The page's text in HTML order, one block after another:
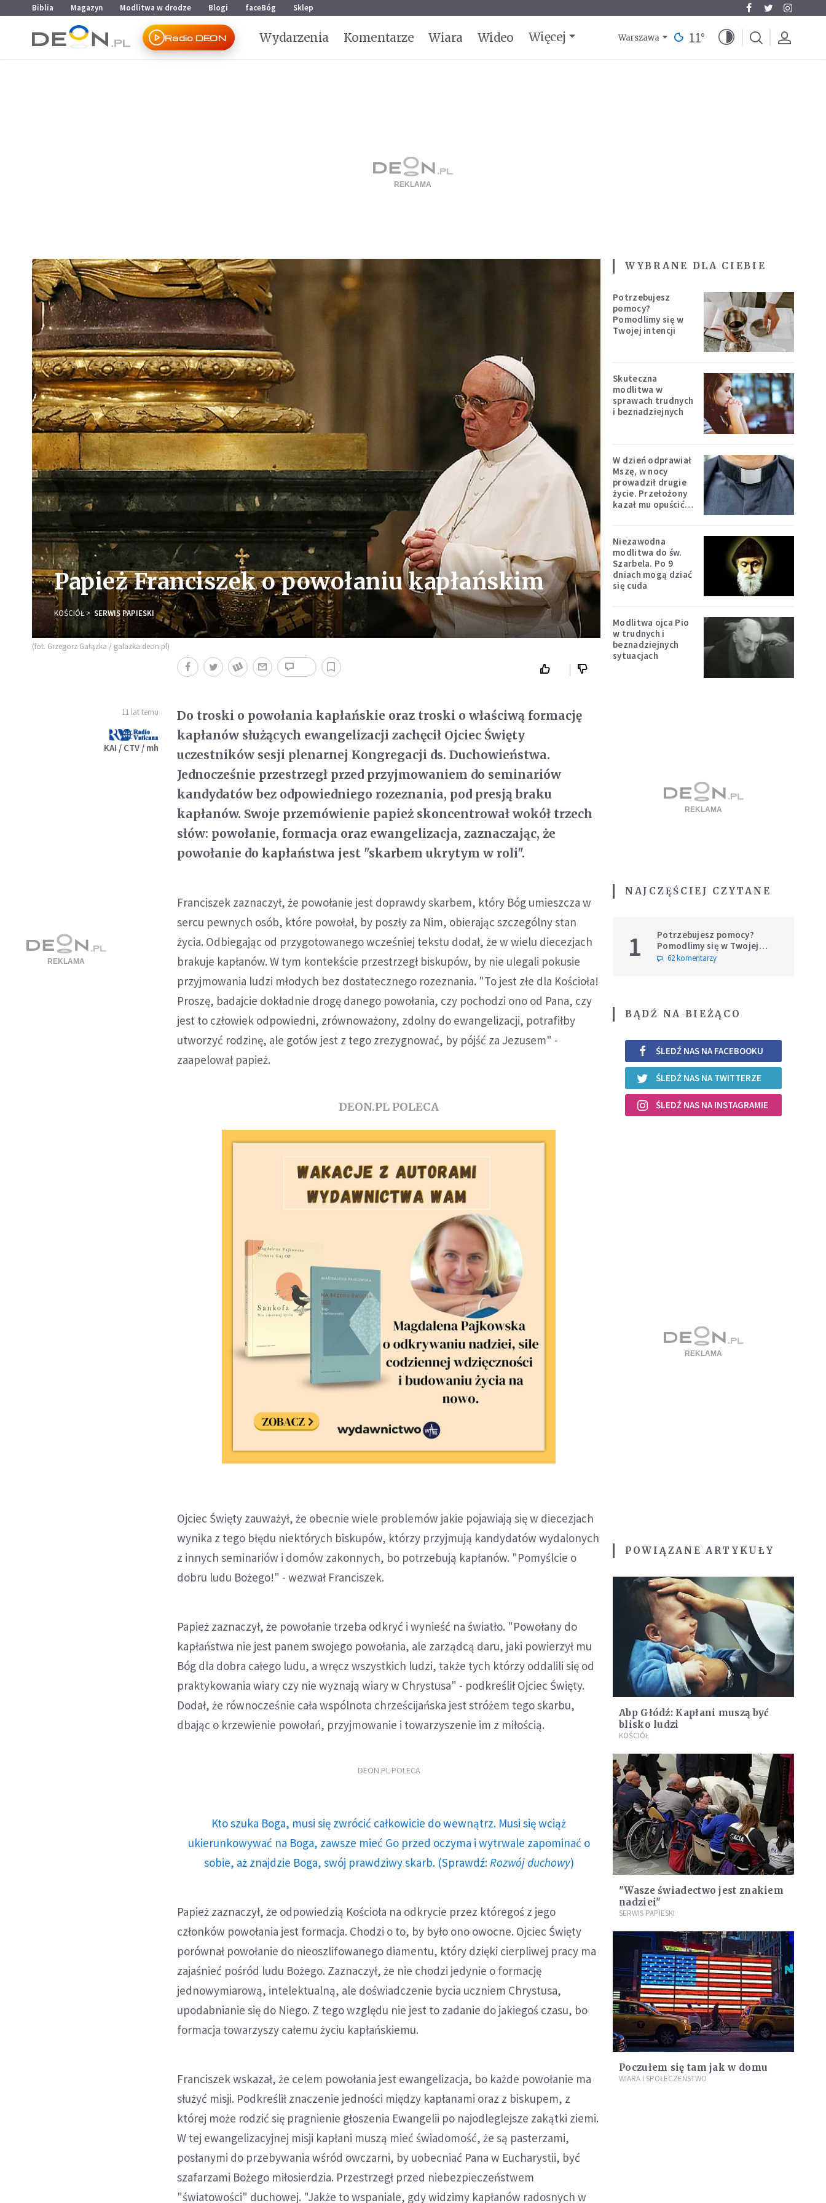
Przejdź do menu głównego
Przejdź do treści
Biblia Magazyn Modlitwa w drodze Blogi faceBóg Sklep
Radio DEON Wydarzenia Komentarze Wiara Wideo Więcej Warszawa 11°
Papież Franciszek o powołaniu kapłańskim
KOŚCIÓŁ SERWIS PAPIESKI
(fot. Grzegorz Gałązka / galazka.deon.pl)
11 lat temu
KAI / CTV / mh
Do troski o powołania kapłańskie oraz troski o właściwą formację
kapłanów służących ewangelizacji zachęcił Ojciec Święty
uczestników sesji plenarnej Kongregacji ds. Duchowieństwa.
Jednocześnie przestrzegł przed przyjmowaniem do seminariów
kandydatów bez odpowiedniego rozeznania, pod presją braku
kapłanów. Swoje przemówienie papież skoncentrował wokół trzech
słów: powołanie, formacja oraz ewangelizacja, zaznaczając, że
powołanie do kapłaństwa jest "skarbem ukrytym w roli".
Franciszek zaznaczył, że powołanie jest doprawdy skarbem, który Bóg umieszcza w
sercu pewnych osób, które powołał, by poszły za Nim, obierając szczególny stan
życia. Odbiegając od przygotowanego wcześniej tekstu dodał, że w wielu diecezjach
brakuje kapłanów. W tym kontekście przestrzegł biskupów, by nie ulegali pokusie
przyjmowania ludzi młodych bez dostatecznego rozeznania. "To jest złe dla Kościoła!
Proszę, badajcie dokładnie drogę danego powołania, czy pochodzi ono od Pana, czy
jest to człowiek odpowiedni, zrównoważony, zdolny do ewangelizacji, potrafiłby
utworzyć rodzinę, ale gotów jest z tego zrezygnować, by pójść za Jezusem" -
zaapelował papież.
DEON.PL POLECA
Ojciec Święty zauważył, że obecnie wiele problemów jakie pojawiają się w diecezjach
wynika z tego błędu niektórych biskupów, którzy przyjmują kandydatów wydalonych
z innych seminariów i domów zakonnych, bo potrzebują kapłanów. "Pomyślcie o
dobru ludu Bożego!" - wezwał Franciszek.
Papież zaznaczył, że powołanie trzeba odkryć i wynieść na światło. "Powołany do
kapłaństwa nie jest panem swojego powołania, ale zarządcą daru, jaki powierzył mu
Bóg dla dobra całego ludu, a wręcz wszystkich ludzi, także tych którzy oddalili się od
praktykowania wiary czy nie wyznają wiary w Chrystusa" - podkreślił Ojciec Święty.
Dodał, że równocześnie cała wspólnota chrześcijańska jest stróżem tego skarbu,
dbając o krzewienie powołań, przyjmowanie i towarzyszenie im z miłością.
DEON.PL POLECA
Kto szuka Boga, musi się zwrócić całkowicie do wewnątrz. Musi się wciąż
ukierunkowywać na Boga, zawsze mieć Go przed oczyma i wytrwale zapominać o
sobie, aż znajdzie Boga, swój prawdziwy skarb. (Sprawdź: Rozwój duchowy)
Papież zaznaczył, że odpowiedzią Kościoła na odkrycie przez któregoś z jego
członków powołania jest formacja. Chodzi o to, by było ono owocne. Ojciec Święty
porównał powołanie do nieoszlifowanego diamentu, który dzięki cierpliwej pracy ma
zajaśnieć pośród ludu Bożego. Zaznaczył, że nie chodzi jedynie o formację
jednowymiarową, intelektualną, ale doświadczenie bycia uczniem Chrystusa,
upodabnianie się do Niego. Z tego względu nie jest to zadanie do jakiegoś czasu, bo
formacja towarzyszy całemu życiu kapłańskiemu.
Franciszek wskazał, że celem powołania jest ewangelizacja, bo każde powołanie ma
służyć misji. Podkreślił znaczenie jedności między kapłanami oraz z biskupem, z
której może rodzić się pragnienie głoszenia Ewangelii po najodleglejsze zakątki ziemi.
W tej ewangelizacyjnej misji kapłani muszą mieć świadomość, że są pasterzami,
posłanymi do przebywania wśród owczarni, by uobecniać Pana w Eucharystii, być
szafarzami Bożego miłosierdzia. Przestrzegł przed niebezpieczeństwem
"światowości" duchowej. "Jakże to wspaniale, gdy widzimy kapłanów radosnych w
WYBRANE DLA CIEBIE
Potrzebujesz
pomocy?
Pomodlimy się w
Twojej intencji
Skuteczna
modlitwa w
sprawach trudnych
i beznadziejnych
W dzień odprawiał
Mszę, w nocy
prowadził drugie
życie. Przełożony
kazał mu opuścić
Niezawodna
modlitwa do św.
Szarbela. Po 9
dniach mogą dziać
się cuda
Modlitwa ojca Pio
w trudnych i
beznadziejnych
sytuacjach
NAJCZĘŚCIEJ CZYTANE
1
Potrzebujesz pomocy?
Pomodlimy się w Twojej
intencji
62 komentarzy
BĄDŹ NA BIEŻĄCO
ŚLEDŹ NAS NA FACEBOOKU
ŚLEDŹ NAS NA TWITTERZE
ŚLEDŹ NAS NA INSTAGRAMIE
POWIĄZANE ARTYKUŁY
Abp Głódź: Kapłani muszą być
blisko ludzi
KOŚCIÓŁ
"Wasze świadectwo jest znakiem
nadziei"
SERWIS PAPIESKI
Poczułem się tam jak w domu
WIARA I SPOŁECZEŃSTWO